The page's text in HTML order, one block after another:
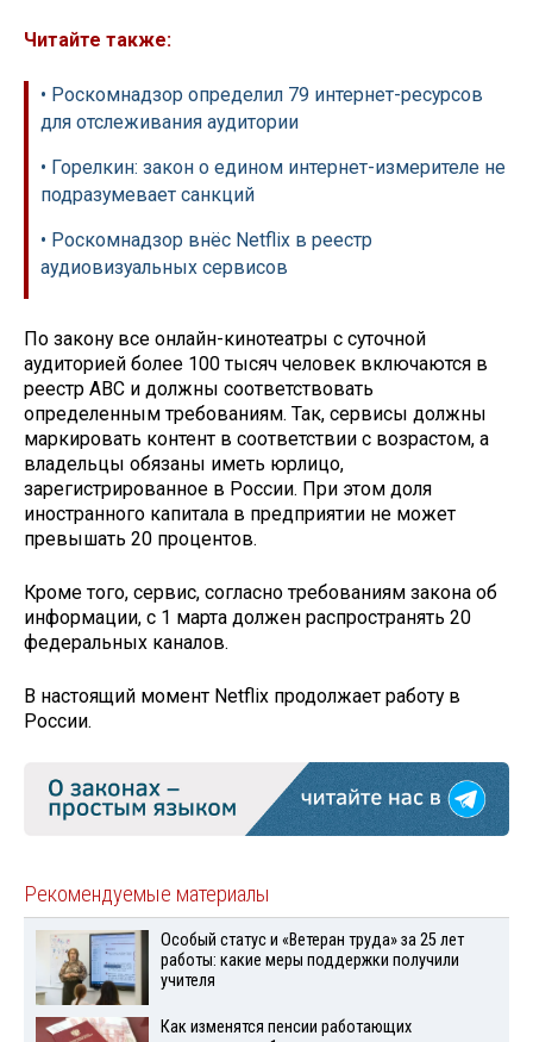
Читайте также:
• Роскомнадзор определил 79 интернет-ресурсов
для отслеживания аудитории
• Горелкин: закон о едином интернет-измерителе не
подразумевает санкций
• Роскомнадзор внёс Netflix в реестр
аудиовизуальных сервисов
По закону все онлайн-кинотеатры с суточной
аудиторией более 100 тысяч человек включаются в
реестр АВС и должны соответствовать
определенным требованиям. Так, сервисы должны
маркировать контент в соответствии с возрастом, а
владельцы обязаны иметь юрлицо,
зарегистрированное в России. При этом доля
иностранного капитала в предприятии не может
превышать 20 процентов.
Кроме того, сервис, согласно требованиям закона об
информации, с 1 марта должен распространять 20
федеральных каналов.
В настоящий момент Netflix продолжает работу в
России.
Рекомендуемые материалы
Особый статус и «Ветеран труда» за 25 лет
работы: какие меры поддержки получили
учителя
Как изменятся пенсии работающих